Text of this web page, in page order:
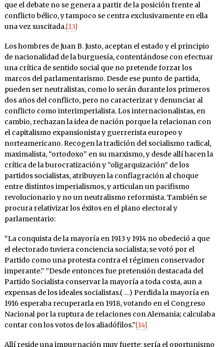
que el debate no se genera a partir de la posición frente al
conflicto bélico, y tampoco se centra exclusivamente en ella
una vez suscitada.[13]
Los hombres de Juan B. Justo, aceptan el estado y el principio
de nacionalidad de la burguesía, contentándose con efectuar
una crítica de sentido social que no pretende forzar los
marcos del parlamentarismo. Desde ese punto de partida,
pueden ser neutralistas, como lo serán durante los primeros
dos años del conflicto, pero no caracterizar y denunciar al
conflicto como interimperialista. Los internacionalistas, en
cambio, rechazan la idea de nación porque la relacionan con
el capitalismo expansionista y guerrerista europeo y
norteamericano. Recogen la tradición del socialismo radical,
maximalista, “ortodoxo” en su marxismo, y desde allí hacen la
crítica de la burocratización y “oligarquización” de los
partidos socialistas, atribuyen la conflagración al choque
entre distintos imperialismos, y articulan un pacifismo
revolucionario y no un neutralismo reformista. También se
procura relativizar los éxitos en el plano electoral y
parlamentario:
“La conquista de la mayoría en 1913 y 1914 no obedeció a que
el electorado tuviera conciencia socialista; se votó por el
Partido como una protesta contra el régimen conservador
imperante.” ”Desde entonces fue pretensión destacada del
Partido Socialista conservar la mayoría a toda costa, aun a
expensas de los ideales socialistas.( …) Perdida la mayoría en
1916 esperaba recuperarla en 1918, votando en el Congreso
Nacional por la ruptura de relaciones con Alemania; calculaba
contar con los votos de los aliadófilos.”[14]
Allí reside una impugnación muy fuerte: sería el oportunismo